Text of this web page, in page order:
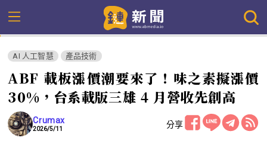
AI 人工智慧 產品技術
ABF 載板漲價潮要來了！味之素擬漲價
30%，台系載版三雄 4 月營收先創高
Crumax
2026/5/11 分享